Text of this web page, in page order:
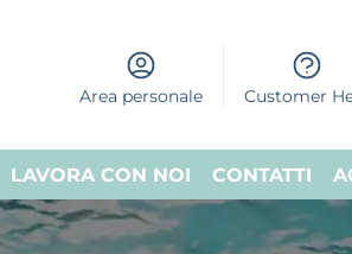
Area personale Customer
LAVORA CON NOI CONTATTI